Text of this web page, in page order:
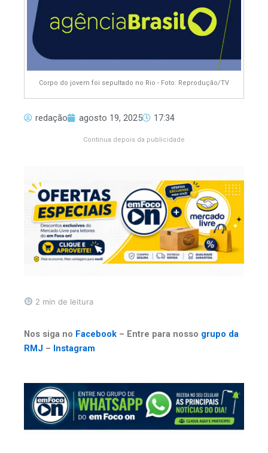
Corpo do jovem foi sepultado no Rio - Foto: Reprodução/TV
redação agosto 19, 2025 17:34
Continua depois da publicidade
2 min de leitura
Nos siga no Facebook – Entre para nosso grupo da
RMJ – Instagram